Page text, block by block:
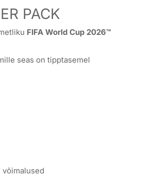
PACK
FIFA World Cup 2026™
seas on tipptasemel